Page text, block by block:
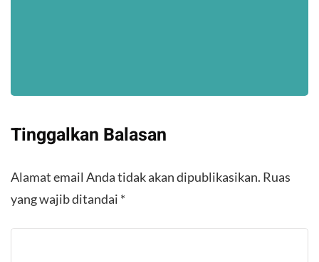
Tinggalkan Balasan
Alamat email Anda tidak akan dipublikasikan. Ruas
yang wajib ditandai *